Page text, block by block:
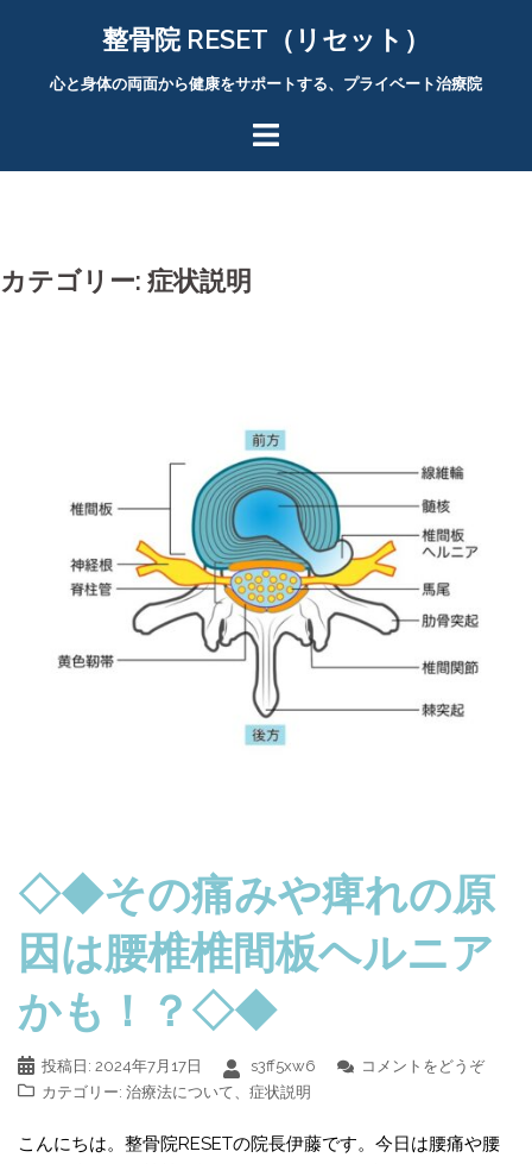
プ
整骨院 RESET（リセット）
心と身体の両面から健康をサポートする、プライベート治療院
カテゴリー: 症状説明
◇◆その痛みや痺れの原
因は腰椎椎間板ヘルニア
かも！？◇◆
投稿日: 2024年7月17日 s3ff5xw6
コメントをどうぞ
カテゴリー: 治療法について、 症状説明
こんにちは。整骨院RESETの院長伊藤です。今日は腰痛や腰